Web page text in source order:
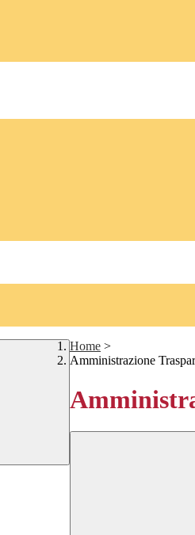
Home >
Amministrazione